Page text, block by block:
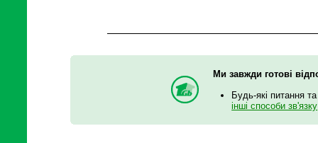
Ми завжди готові
Будь-які питання
інші способи зв'язку